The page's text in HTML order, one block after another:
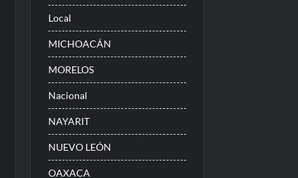
Local
MICHOACÁN
MORELOS
Nacional
NAYARIT
NUEVO LEÓN
OAXACA